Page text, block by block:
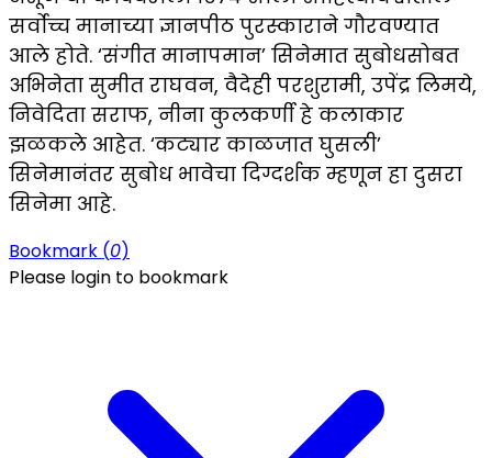
सर्वोच्च मानाच्या ज्ञानपीठ पुरस्काराने गौरवण्यात
आले होते. ‘संगीत मानापमान’ सिनेमात सुबोधसोबत
अभिनेता सुमीत राघवन, वैदेही परशुरामी, उपेंद्र लिमये,
निवेदिता सराफ, नीना कुलकर्णी हे कलाकार
झळकले आहेत. ‘कट्यार काळजात घुसली’
सिनेमानंतर सुबोध भावेचा दिग्दर्शक म्हणून हा दुसरा
सिनेमा आहे.
Bookmark (0)
Please login to bookmark